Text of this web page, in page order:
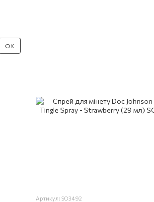
Артикул: SO3492
ОК